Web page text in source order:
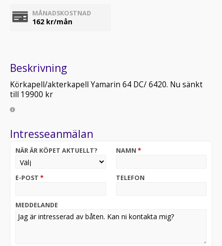
MÅNADSKOSTNAD
162 kr/mån
Beskrivning
Körkapell/akterkapell Yamarin 64 DC/ 6420. Nu sänkt
till 19900 kr
Intresseanmälan
NÄR ÄR KÖPET AKTUELLT? NAMN *
E-POST * TELEFON
MEDDELANDE